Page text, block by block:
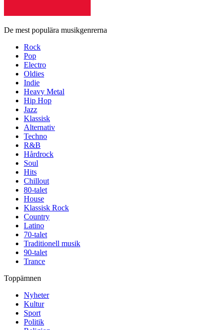
De mest populära musikgenrerna
Rock
Pop
Electro
Oldies
Indie
Heavy Metal
Hip Hop
Jazz
Klassisk
Alternativ
Techno
R&B
Hårdrock
Soul
Hits
Chillout
80-talet
House
Klassisk Rock
Country
Latino
70-talet
Traditionell musik
90-talet
Trance
Toppämnen
Nyheter
Kultur
Sport
Politik